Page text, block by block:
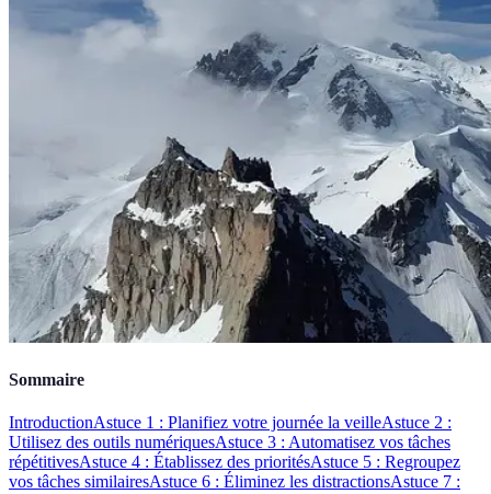
Sommaire
IntroductionAstuce 1 : Planifiez votre journée la veilleAstuce 2 :
Utilisez des outils numériquesAstuce 3 : Automatisez vos tâches
répétitivesAstuce 4 : Établissez des prioritésAstuce 5 : Regroupez
vos tâches similairesAstuce 6 : Éliminez les distractionsAstuce 7 :